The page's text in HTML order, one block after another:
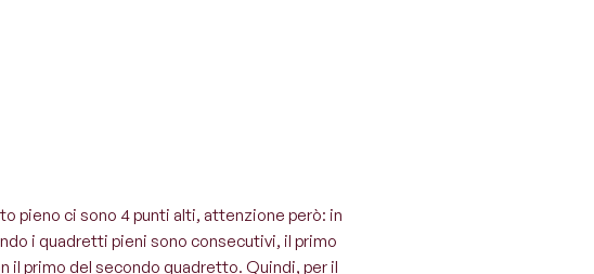
pieno ci sono 4 punti alti, attenzione però: in
i quadretti pieni sono consecutivi, il primo
il primo del secondo quadretto. Quindi, per il